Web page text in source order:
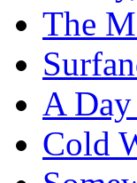
The
A
Cold